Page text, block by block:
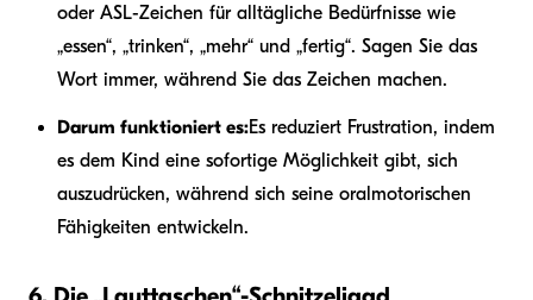
oder ASL-Zeichen für alltägliche Bedürfnisse wie
„essen“, „trinken“, „mehr“ und „fertig“. Sagen Sie das
Wort immer, während Sie das Zeichen machen.
Darum funktioniert es:Es reduziert Frustration, indem
es dem Kind eine sofortige Möglichkeit gibt, sich
auszudrücken, während sich seine oralmotorischen
Fähigkeiten entwickeln.